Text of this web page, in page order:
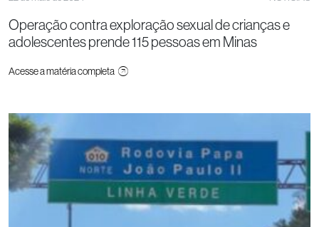
Operação contra exploração sexual de crianças e
adolescentes prende 115 pessoas em Minas
Acesse a matéria completa